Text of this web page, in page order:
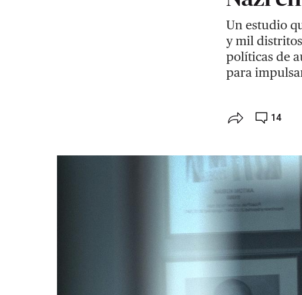
Un estudio
y mil
políticas de
para
14